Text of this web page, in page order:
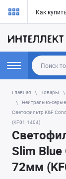
Как купить
Главная Товары
Нейтрально-
Светофильтр K&F
(KF01.1404)
Slim
72мм